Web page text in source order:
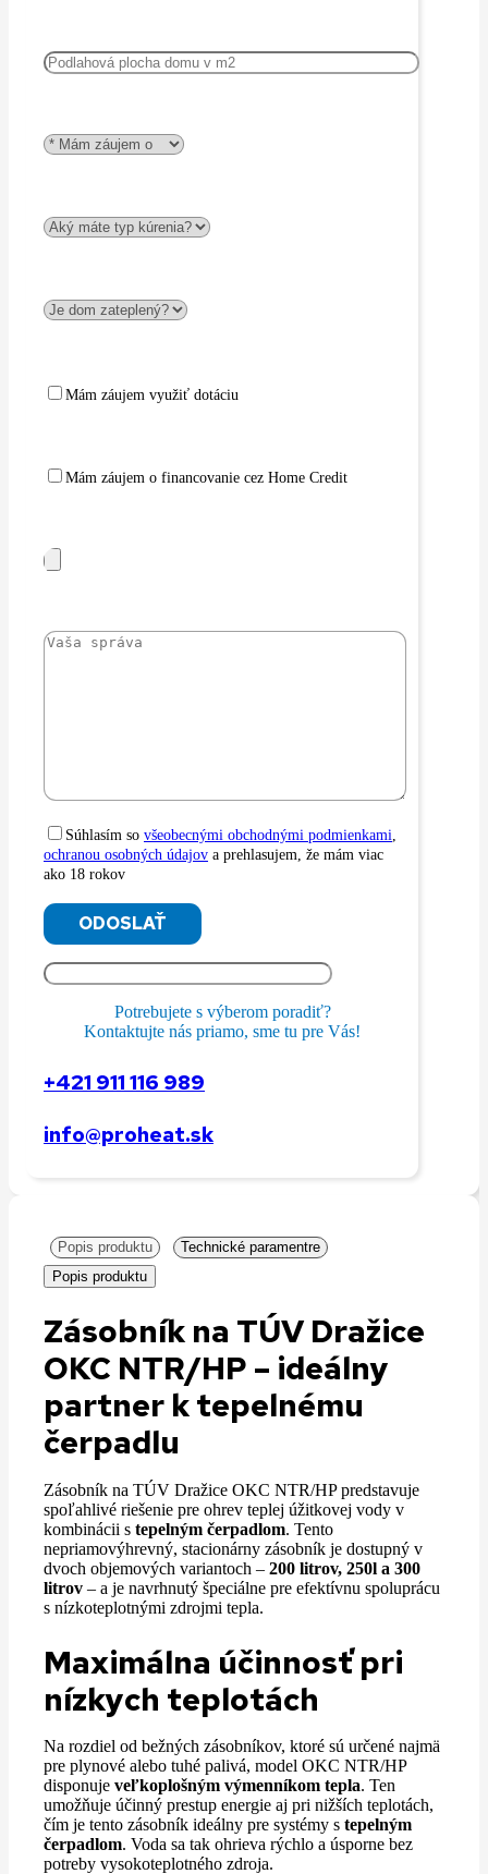
Mám záujem využiť dotáciu
Mám záujem o financovanie cez Home Credit
Súhlasím so všeobecnými obchodnými podmienkami
ochranou osobných údajov a prehlasujem, že mám viac
ako 18 rokov
Potrebujete s výberom poradiť?
Kontaktujte nás priamo, sme tu pre Vás!
+421 911 116 989
info@proheat.sk
Popis produktu
Technické paramentre
Popis produktu
Zásobník na TÚV Dražice
OKC NTR/HP – ideálny
partner k tepelnému
čerpadlu
Zásobník na TÚV Dražice OKC NTR/HP predstavuje
spoľahlivé riešenie pre ohrev teplej úžitkovej vody v
kombinácii s tepelným čerpadlom. Tento
nepriamovýhrevný, stacionárny zásobník je dostupný v
dvoch objemových variantoch – 200 litrov, 250l a 300
litrov – a je navrhnutý špeciálne pre efektívnu spoluprácu
s nízkoteplotnými zdrojmi tepla.
Maximálna účinnosť pri
nízkych teplotách
Na rozdiel od bežných zásobníkov, ktoré sú určené najmä
pre plynové alebo tuhé palivá, model OKC NTR/HP
disponuje veľkoplošným výmenníkom tepla. Ten
umožňuje účinný prestup energie aj pri nižších teplotách,
čím je tento zásobník ideálny pre systémy s tepelným
čerpadlom. Voda sa tak ohrieva rýchlo a úsporne bez
potreby vysokoteplotného zdroja.